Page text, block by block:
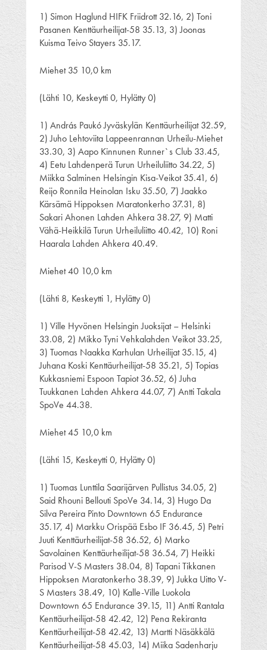
1) Simon Haglund HIFK Friidrott 32.16, 2) Toni
Pasanen Kenttäurheilijat-58 35.13, 3) Joonas
Kuisma Teivo Stayers 35.17.
Miehet 35 10,0 km
(Lähti 10, Keskeytti 0, Hylätty 0)
1) András Paukó Jyväskylän Kenttäurheilijat 32.59,
2) Juho Lehtoviita Lappeenrannan Urheilu-Miehet
33.30, 3) Aapo Kinnunen Runner`s Club 33.45,
4) Eetu Lahdenperä Turun Urheiluliitto 34.22, 5)
Miikka Salminen Helsingin Kisa-Veikot 35.41, 6)
Reijo Ronnila Heinolan Isku 35.50, 7) Jaakko
Kärsämä Hippoksen Maratonkerho 37.31, 8)
Sakari Ahonen Lahden Ahkera 38.27, 9) Matti
Vähä-Heikkilä Turun Urheiluliitto 40.42, 10) Roni
Haarala Lahden Ahkera 40.49.
Miehet 40 10,0 km
(Lähti 8, Keskeytti 1, Hylätty 0)
1) Ville Hyvönen Helsingin Juoksijat – Helsinki
33.08, 2) Mikko Tyni Vehkalahden Veikot 33.25,
3) Tuomas Naakka Karhulan Urheilijat 35.15, 4)
Juhana Koski Kenttäurheilijat-58 35.21, 5) Topias
Kukkasniemi Espoon Tapiot 36.52, 6) Juha
Tuukkanen Lahden Ahkera 44.07, 7) Antti Takala
SpoVe 44.38.
Miehet 45 10,0 km
(Lähti 15, Keskeytti 0, Hylätty 0)
1) Tuomas Lunttila Saarijärven Pullistus 34.05, 2)
Said Rhouni Bellouti SpoVe 34.14, 3) Hugo Da
Silva Pereira Pinto Downtown 65 Endurance
35.17, 4) Markku Orispää Esbo IF 36.45, 5) Petri
Juuti Kenttäurheilijat-58 36.52, 6) Marko
Savolainen Kenttäurheilijat-58 36.54, 7) Heikki
Parisod V-S Masters 38.04, 8) Tapani Tikkanen
Hippoksen Maratonkerho 38.39, 9) Jukka Uitto V-
S Masters 38.49, 10) Kalle-Ville Luokola
Downtown 65 Endurance 39.15, 11) Antti Rantala
Kenttäurheilijat-58 42.42, 12) Pena Rekiranta
Kenttäurheilijat-58 42.42, 13) Martti Näsäkkälä
Kenttäurheilijat-58 45.03, 14) Miika Sadenharju